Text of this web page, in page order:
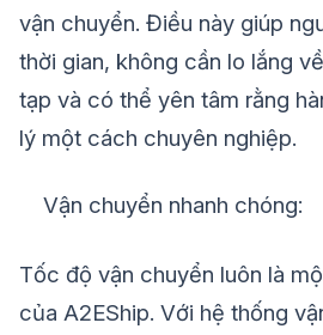
vận chuyển. Điều này giúp
thời gian, không cần lo lắng
tạp và có thể yên tâm rằng
lý một cách chuyên nghiệp.
Vận chuyển nhanh chóng:
Tốc độ vận chuyển luôn là
của A2EShip. Với hệ thống